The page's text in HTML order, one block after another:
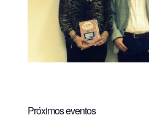
Próximos eventos